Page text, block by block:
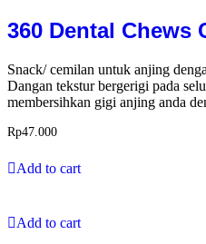
360 Dental Chews
Snack/ cemilan untuk anjing
Dangan tekstur bergerigi pada
membersihkan gigi anjing anda
Rp47.000
Add to cart
Add to cart